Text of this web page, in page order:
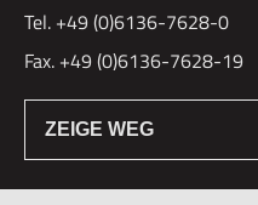
Tel. +49 (0)6136-7628-0
Fax. +49 (0)6136-7628-19
ZEIGE WEG